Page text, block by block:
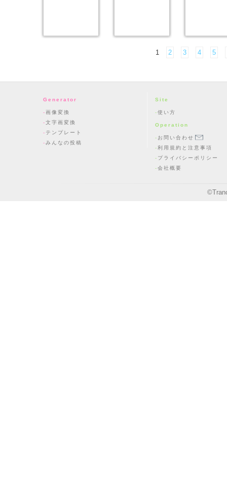
1 2 3 4 5
Generator
画像変換
文字画変換
テンプレート
みんなの投稿
Site
使い方
Operation
お問い合わせ
利用規約と注意事項
プライバシーポリシー
会社概要
©